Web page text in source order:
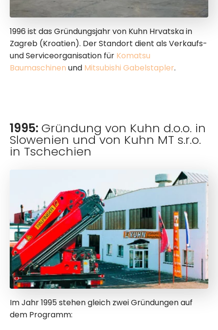
1996 ist das Gründungsjahr von Kuhn Hrvatska in
Zagreb (Kroatien). Der Standort dient als Verkaufs-
und Serviceorganisation für Komatsu
Baumaschinen und Mitsubishi Gabelstapler.
1995: Gründung von Kuhn d.o.o. in
Slowenien und von Kuhn MT s.r.o.
in Tschechien
Im Jahr 1995 stehen gleich zwei Gründungen auf
dem Programm: